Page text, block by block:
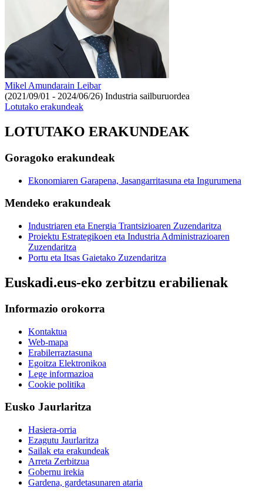
Mikel Amundarain Leibar
(2021/09/01 - 2024/06/26) Industria sailburuordea
Lotutako erakundeak
LOTUTAKO ERAKUNDEAK
Goragoko erakundeak
Ekonomiaren Garapena, Jasangarritasuna eta Ingurumena
Mendeko erakundeak
Industriaren eta Energia Trantsizioaren Zuzendaritza
Proiektu Estrategikoen eta Industria Administrazioaren
Zuzendaritza
Portu eta Itsas Gaietako Zuzendaritza
Euskadi.eus-eko zerbitzu erabilienak
Informazio orokorra
Kontaktua
Web-mapa
Erabilerraztasuna
Egoitza Elektronikoa
Lege informazioa
Cookie politika
Eusko Jaurlaritza
Hasiera-orria
Ezagutu Jaurlaritza
Sailak eta erakundeak
Arreta Zerbitzua
Gobernu irekia
Gardena, gardetasunaren ataria